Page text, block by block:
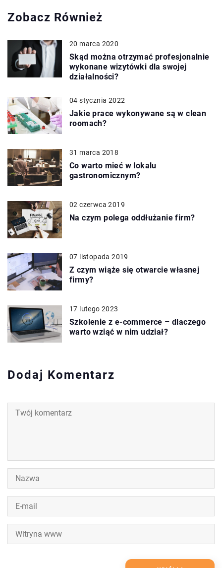
Zobacz Również
20 marca 2020
Skąd można otrzymać profesjonalnie
wykonane wizytówki dla swojej
działalności?
04 stycznia 2022
Jakie prace wykonywane są w clean
roomach?
31 marca 2018
Co warto mieć w lokalu
gastronomicznym?
02 czerwca 2019
Na czym polega oddłużanie firm?
07 listopada 2019
Z czym wiąże się otwarcie własnej
firmy?
17 lutego 2023
Szkolenie z e-commerce – dlaczego
warto wziąć w nim udział?
Dodaj Komentarz